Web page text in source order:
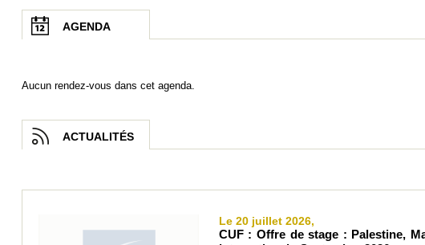
AGENDA
Aucun rendez-vous dans cet agenda.
ACTUALITÉS
Le 20 juillet 2026,
CUF : Offre de stage : Palestine,